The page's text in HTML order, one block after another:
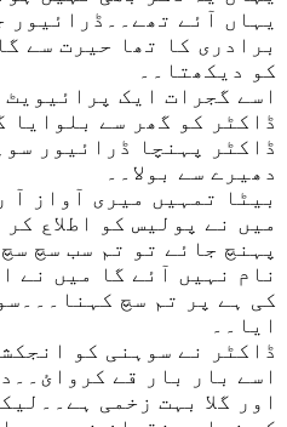
یہاں آئے تھے۔۔ڈرائیور
برادری کا تھا حیرت سے
کو دیکھتا۔۔
اسے گجرات ایک پرائیویٹ
ڈاکٹر کو گھر سے بلوایا
ڈاکٹر پہنچا ڈرائیور
دھیرے سے بولا۔۔
بیٹا تمہیں میری آواز آ
میں نے پولیس کو اطلاع
پہنچ جائے تو تم سب سچ
نام نہیں آئے گا میں نے
کی ہے پر تم سچ
ایا۔۔
ڈاکٹر نے سوہنی کو
اسے بار بار قے
اور گلا بہت زخمی